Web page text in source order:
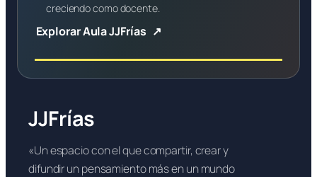
creciendo como docente.
Explorar Aula JJFrías
JJFrías
«Un espacio con el que compartir, crear y
difundir un pensamiento más en un mundo